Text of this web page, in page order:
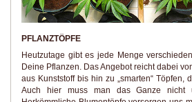
PFLANZTÖPFE
Heutzutage gibt es jede Menge
Deine Pflanzen. Das Angebot reicht dabei
aus Kunststoff bis hin zu „smarten“ Töpfen,
Auch hier muss man das Ganze nicht